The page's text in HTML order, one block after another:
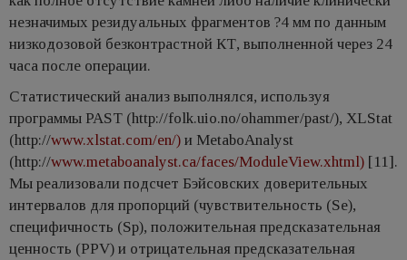
незначимых резидуальных фрагментов ?4 мм по данным
низкодозовой безконтрастной КТ, выполненной через 24
часа после операции.
Статистический анализ выполнялся, используя
программы PAST (http://folk.uio.no/ohammer/past/), XLStat
(http://www.xlstat.com/en/) и MetaboAnalyst
(http://www.metaboanalyst.ca/faces/ModuleView.xhtml) [11].
Мы реализовали подсчет Бэйсовских доверительных
интервалов для пропорций (чувствительность (Se),
специфичность (Sp), положительная предсказательная
ценность (PPV) и отрицательная предсказательная